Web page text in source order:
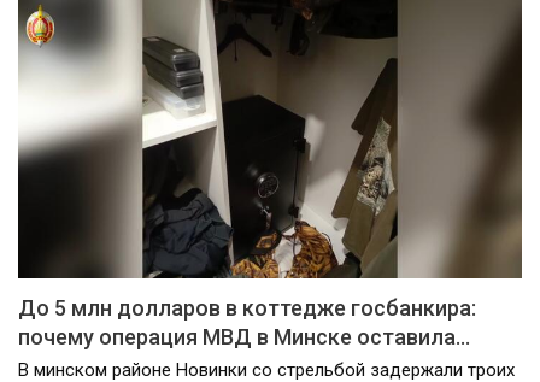
До 5 млн долларов в коттедже госбанкира:
почему операция МВД в Минске оставила…
В минском районе Новинки со стрельбой задержали троих